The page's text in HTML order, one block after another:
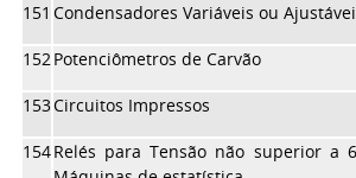
151 Condensadores Variáveis ou
152Potenciômetros de Carvão
153Circuitos Impressos
154Relés para Tensão não superior a